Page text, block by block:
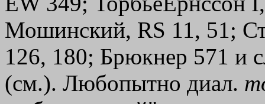
Мошинский, RS 11, 51;
126, 180; Брюкнер 571 и
(см.). Любопытно диал.